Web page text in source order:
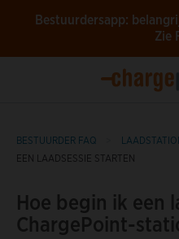
Bestuurdersapp:
Zie
BESTUURDER FAQ
EEN LAADSESSIE STARTEN
Hoe begin ik een
ChargePoint-